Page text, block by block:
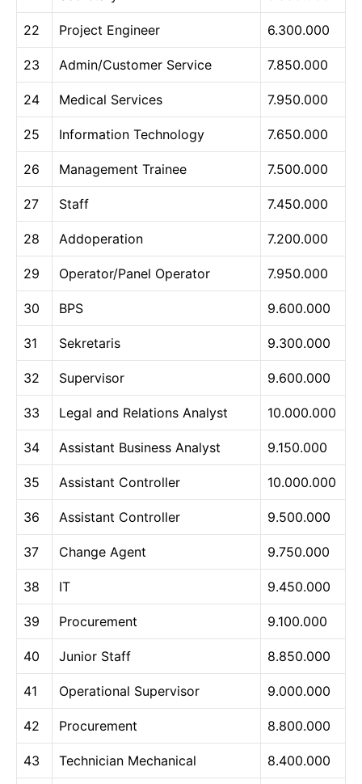
22 Project Engineer 6.300.000
23 Admin/Customer Service 7.850.000
24 Medical Services 7.950.000
25 Information Technology 7.650.000
26 Management Trainee 7.500.000
27 Staff 7.450.000
28 Addoperation 7.200.000
29 Operator/Panel Operator 7.950.000
30 BPS 9.600.000
31 Sekretaris 9.300.000
32 Supervisor 9.600.000
33 Legal and Relations Analyst 10.000.000
34 Assistant Business Analyst 9.150.000
35 Assistant Controller 10.000.000
36 Assistant Controller 9.500.000
37 Change Agent 9.750.000
38 IT 9.450.000
39 Procurement 9.100.000
40 Junior Staff 8.850.000
41 Operational Supervisor 9.000.000
42 Procurement 8.800.000
43 Technician Mechanical 8.400.000